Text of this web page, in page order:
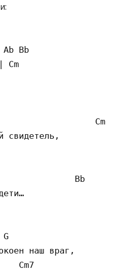
Ab Bb
Cm
Cm
свидетель,
G
наш враг,
Cm7